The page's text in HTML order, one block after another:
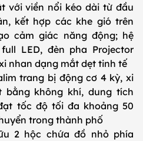
với viền nổi kéo dài từ đầu
kết hợp các khe gió trên
cảm giác năng động; hệ
LED, đèn pha Projector
nhan dạng mắt dẹt tinh tế
trang bị động cơ 4 kỳ, xi
bằng không khí, dung tích
tốc độ tối đa khoảng 50
trong thành phố
2 hộc chứa đồ nhỏ phía